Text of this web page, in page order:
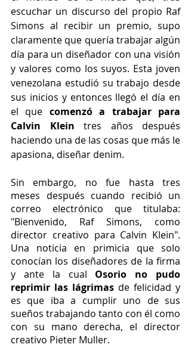
escuchar un discurso del propio Raf
Simons al recibir un premio, supo
claramente que quería trabajar algún
día para un diseñador con una visión
y valores como los suyos. Esta joven
venezolana estudió su trabajo desde
sus inicios y entonces llegó el día en
el que comenzó a trabajar para
Calvin Klein tres años después
haciendo una de las cosas que más le
apasiona, diseñar denim.
Sin embargo, no fue hasta tres
meses después cuando recibió un
correo electrónico que titulaba:
"Bienvenido, Raf Simons, como
director creativo para Calvin Klein".
Una noticia en primicia que solo
conocían los diseñadores de la firma
y ante la cual Osorio no pudo
reprimir las lágrimas de felicidad y
es que iba a cumplir uno de sus
sueños trabajando tanto con él como
con su mano derecha, el director
creativo Pieter Muller.